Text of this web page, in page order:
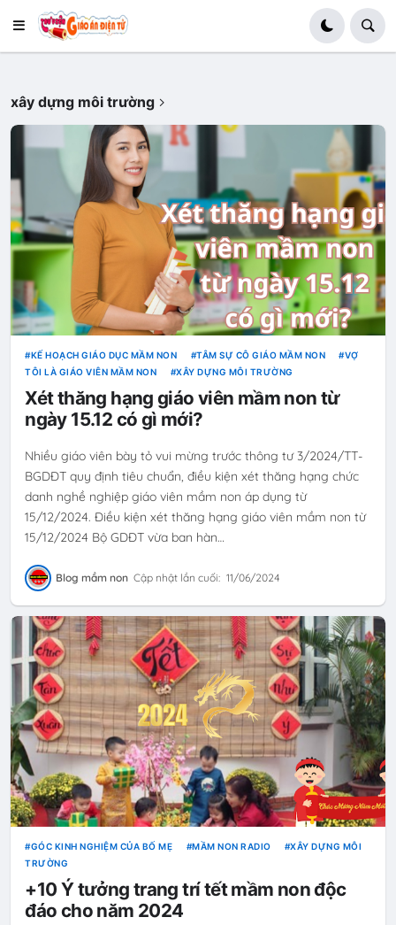
xây dựng môi trường
KẾ HOẠCH GIÁO DỤC MẦM NON TÂM SỰ CÔ GIÁO MẦM NON
VỢ
TÔI LÀ GIÁO VIÊN MẦM NON
XÂY DỰNG MÔI TRƯỜNG
Xét thăng hạng giáo viên mầm non từ
ngày 15.12 có gì mới?
Nhiều giáo viên bày tỏ vui mừng trước thông tư 3/2024/TT-
BGDĐT quy định tiêu chuẩn, điều kiện xét thăng hạng chức
danh nghề nghiệp giáo viên mầm non áp dụng từ
15/12/2024. Điều kiện xét thăng hạng giáo viên mầm non từ
15/12/2024 Bộ GDĐT vừa ban hàn…
Blog mầm non Cập nhật lần cuối: 11/06/2024
GÓC KINH NGHIỆM CỦA BỐ MẸ MẦM NON RADIO
XÂY DỰNG MÔI
TRƯỜNG
+10 Ý tưởng trang trí tết mầm non độc
đáo cho năm 2024